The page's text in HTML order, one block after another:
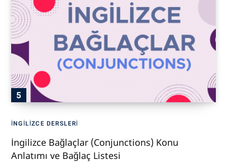
İNGILIZCE DERSLERI
İngilizce Bağlaçlar (Conjunctions) Konu
Anlatımı ve Bağlaç Listesi